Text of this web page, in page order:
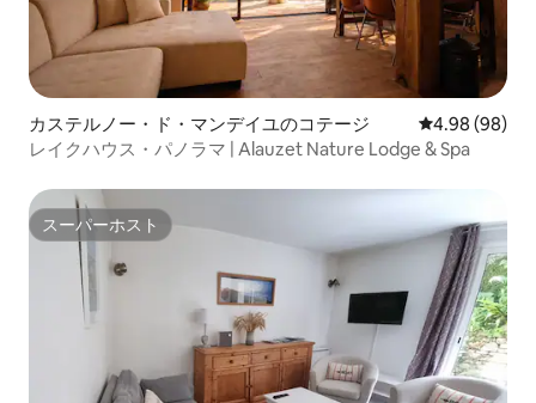
カステルノー・ド・マンデイユのコテージ レビュー98件
4.98 (98)
レイクハウス・パノラマ | Alauzet Nature Lodge & Spa
スーパーホスト
スーパーホスト